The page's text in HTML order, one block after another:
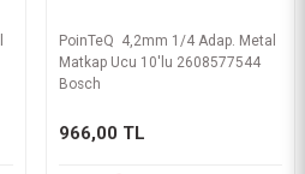
PoinTeQ 4,2mm 1/4 Adap. Metal
Matkap Ucu 10'lu 2608577544
Bosch
966,00 TL